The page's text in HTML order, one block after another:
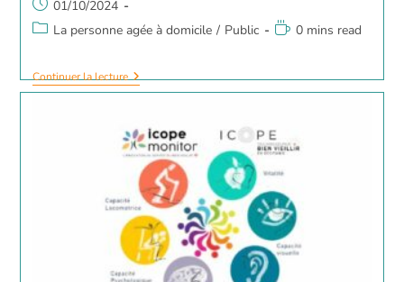
01/10/2024
La personne agée à domicile / Public 0 mins read
Continuer la lecture